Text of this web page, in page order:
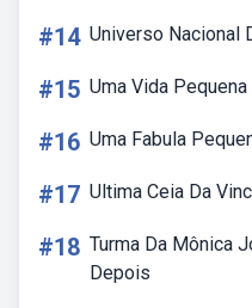
#14 Universo Nacional
#15 Uma Vida
#16 Uma Fabula
#17 Ultima Ceia Da
#18 Turma Da Mônica
Depois